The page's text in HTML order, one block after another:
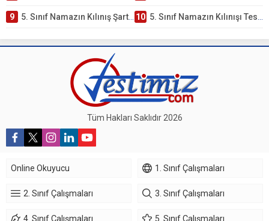
9 5. Sınıf Namazın Kılınış Şartları Testi 10 5. Sınıf Namazın Kılınışı Testi – Online Çöz
Tüm Hakları Saklıdır 2026
Online Okuyucu 1. Sınıf Çalışmaları
2. Sınıf Çalışmaları 3. Sınıf Çalışmaları
4. Sınıf Çalışmaları 5. Sınıf Çalışmaları